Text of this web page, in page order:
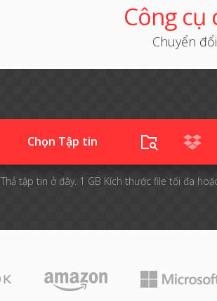
Công cụ
Chuyển
Chọn Tập tin
Thả tập tin ở đây. 1 GB Kích thước file tối đa